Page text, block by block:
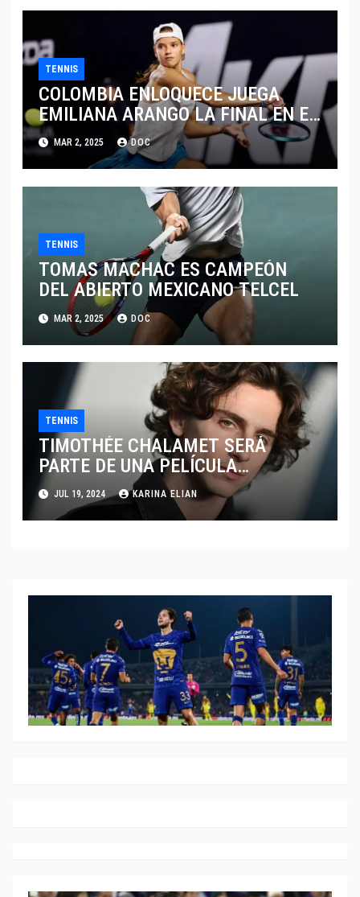
TENNIS
COLOMBIA ENLOQUECE JUEGA
EMILIANA ARANGO LA FINAL EN EL
ABIERTO DE MERIDA
MAR 2, 2025 DOC
TENNIS
TOMAS MACHAC ES CAMPEÓN
DEL ABIERTO MEXICANO TELCEL
MAR 2, 2025 DOC
TENNIS
TIMOTHÉE CHALAMET SERÁ
PARTE DE UNA PELÍCULA
ADENTRADA EN EL MUNDO DEL
PING PONG
JUL 19, 2024 KARINA ELIAN